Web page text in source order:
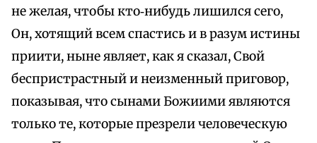
не желая, чтобы кто‑нибудь лишился сего,
Он, хотящий всем спастись и в разум истины
приити, ныне являет, как я сказал, Свой
беспристрастный и неизменный приговор,
показывая, что сынами Божиими являются
только те, которые презрели человеческую